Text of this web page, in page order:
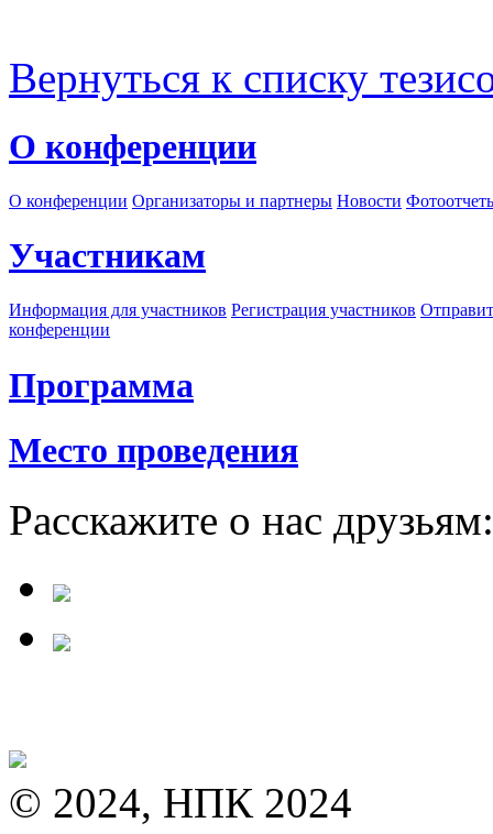
Вернуться к списку
О конференции
О конференции Организаторы и партнеры Новости
Участникам
Информация для участников Регистрация участников
конференции
Программа
Место проведения
Расскажите о нас друзьям:
© 2024, НПК 2024